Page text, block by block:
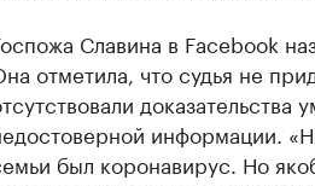
Славина в Facebook
отметила, что судья не
информации.
был коронавирус. Но